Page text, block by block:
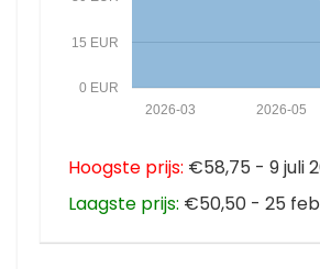
0 EUR
15 EUR
2026-05
2026-03
Hoogste prijs: €58,75 - 9 juli
Laagste prijs: €50,50 - 25